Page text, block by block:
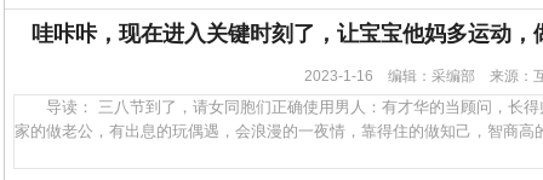
哇咔咔，现在进入关键时刻了，让宝宝他妈多运动，
2023-1-16 编辑：采编部 来源
导读： 三八节到了，请女同胞们正确使用男人：有才华的当顾问，长得
家的做老公，有出息的玩偶遇，会浪漫的一夜情，靠得住的做知己，智商